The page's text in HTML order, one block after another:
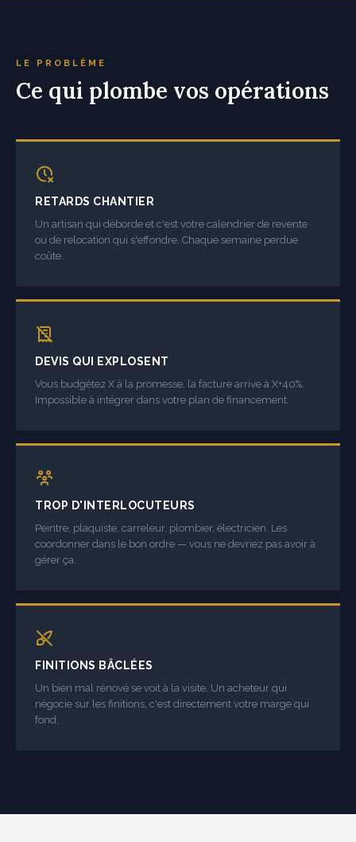
LE PROBLÈME
Ce qui plombe vos opérations
RETARDS CHANTIER
Un artisan qui déborde et c'est votre calendrier de revente
ou de relocation qui s'effondre. Chaque semaine perdue
coûte.
DEVIS QUI EXPLOSENT
Vous budgétez X à la promesse, la facture arrive à X+40%.
Impossible à intégrer dans votre plan de financement.
TROP D'INTERLOCUTEURS
Peintre, plaquiste, carreleur, plombier, électricien. Les
coordonner dans le bon ordre — vous ne devriez pas avoir à
gérer ça.
FINITIONS BÂCLÉES
Un bien mal rénové se voit à la visite. Un acheteur qui
négocie sur les finitions, c'est directement votre marge qui
fond.